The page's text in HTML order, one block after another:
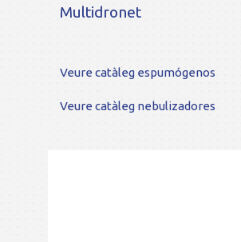
Multidronet
Veure catàleg espumógenos
Veure catàleg nebulizadores